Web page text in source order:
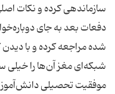
سازماندهی کرده و نکات
دفعات بعد به جای
شده مراجعه کرده و با
شبکه‌ای مغز آن‌ها را
موفقیت تحصیلی